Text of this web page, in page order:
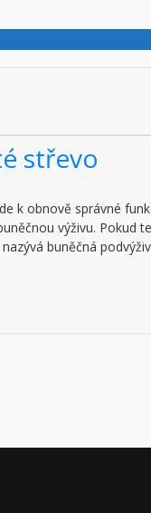
střevo
k obnově správné
výživu. Pokud
buněčná
tlusté střevo